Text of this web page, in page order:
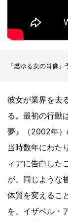
『燃ゆる女の肖像』
彼女が業界を去
る。最初の行動
夢』（2002年）
当時数年にわた
ィアに告白した
が、同じような
体質を変えるこ
を、イザベル・